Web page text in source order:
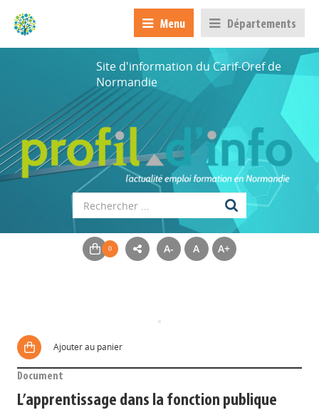
Menu Départements
Site d'information du Carif-Oref de
Normandie
A- A A+
Ajouter au panier
Document
L’apprentissage dans la fonction publique